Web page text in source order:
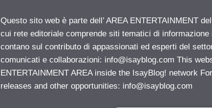
Questo sito web è parte dell’ AREA ENTERTAINMENT
cui rete editoriale comprende siti tematici di informazione
contano sul contributo di appassionati ed esperti del
comunicati e collaborazioni: info@isayblog.com This
ENTERTAINMENT AREA inside the IsayBlog! network
releases and other opportunities: info@isayblog.com